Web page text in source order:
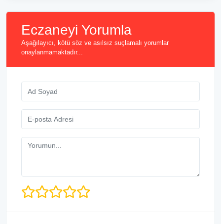
Eczaneyi Yorumla
Aşağılayıcı, kötü söz ve asılsız suçlamalı yorumlar
onaylanmamaktadır...